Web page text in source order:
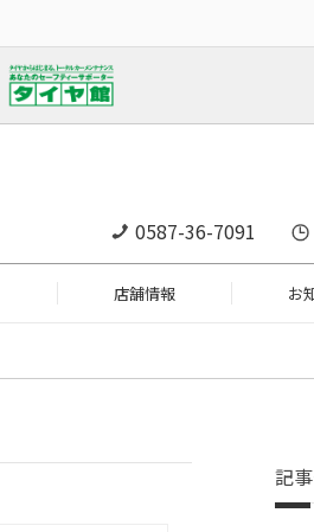
0587-36-7091
店舗情報 お
記